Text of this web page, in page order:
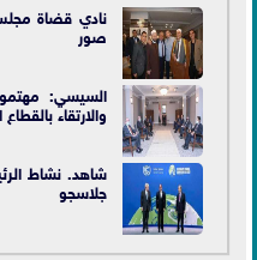
نادي قضاة
صور
السيسي:
والارتقاء
شاهد. نشاط
جلاسجو